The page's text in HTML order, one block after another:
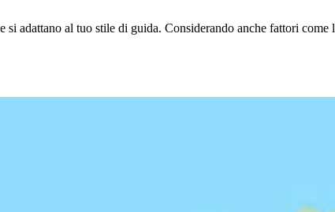
adattano al tuo stile di guida. Considerando anche fattori